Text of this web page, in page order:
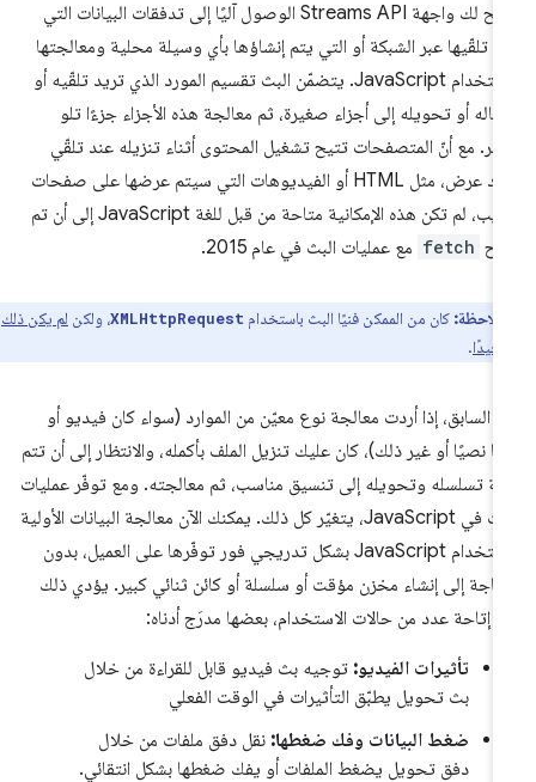
تتيح لك واجهة Streams API الوصول آليًا إلى تدفقات البيانات التي
تلقّيها عبر الشبكة أو التي يتم إنشاؤها بأي وسيلة محلية ومعالجتها
باستخدام JavaScript. يتضمّن البث تقسيم المورد الذي تريد تلقّيه أو
أو تحويله إلى أجزاء صغيرة، ثم معالجة هذه الأجزاء جزءًا تلو
مع أنّ المتصفحات تتيح تشغيل المحتوى أثناء تنزيله عند تلقّي
مواد عرض، مثل HTML أو الفيديوهات التي سيتم عرضها على صفحات
الويب، لم تكن هذه الإمكانية متاحة من قبل للغة JavaScript إلى أن تم
fetch مع عمليات البث في عام 2015.
ملاحظة:كان من الممكن فنيًا البث باستخدامXMLHttpRequest، ولكنلم يكن ذلك
السابق، إذا أردت معالجة نوع معيّن من الموارد (سواء كان فيديو أو
نصيًا أو غير ذلك)، كان عليك تنزيل الملف بأكمله، والانتظار إلى أن تتم
تسلسله وتحويله إلى تنسيق مناسب، ثم معالجته. ومع توفّر عمليات
البث في JavaScript، يتغيّر كل ذلك. يمكنك الآن معالجة البيانات الأولية
باستخدام JavaScript بشكل تدريجي فور توفّرها على العميل، بدون
إلى إنشاء مخزن مؤقت أو سلسلة أو كائن ثنائي كبير. يؤدي ذلك
إتاحة عدد من حالات الاستخدام، بعضها مدرَج أدناه:
تأثيرات الفيديو:توجيه بث فيديو قابل للقراءة من خلال
بث تحويل يطبّق التأثيرات في الوقت الفعلي
ضغط البيانات وفك ضغطها:نقل دفق ملفات من خلال
دفق تحويل يضغط الملفات أو يفك ضغطها بشكل انتقائي.